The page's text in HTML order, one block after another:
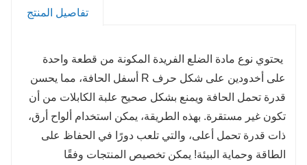
تفاصيل المنتج
يحتوي نوع مادة الضلع الفريدة المكونة من قطعة واحدة
على أخدودين على شكل حرف R أسفل الحافة، مما يحسن
قدرة تحمل الحافة ويمنع بشكل صحيح علبة الكابلات من أن
تكون غير مستقرة. بهذه الطريقة، يمكن استخدام ألواح أرق،
ذات قدرة تحمل أعلى، والتي تلعب دورًا في الحفاظ على
الطاقة وحماية البيئة! يمكن تخصيص المنتجات وفقًا